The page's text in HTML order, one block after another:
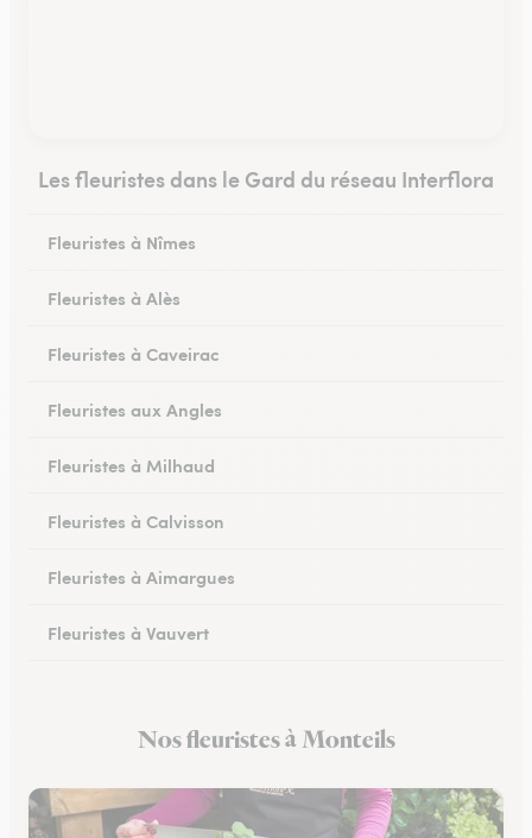
Les fleuristes dans le Gard du réseau Interflora
Fleuristes à Nîmes
Fleuristes à Alès
Fleuristes à Caveirac
Fleuristes aux Angles
Fleuristes à Milhaud
Fleuristes à Calvisson
Fleuristes à Aimargues
Fleuristes à Vauvert
Fleuristes à Salindres
Nos fleuristes à Monteils